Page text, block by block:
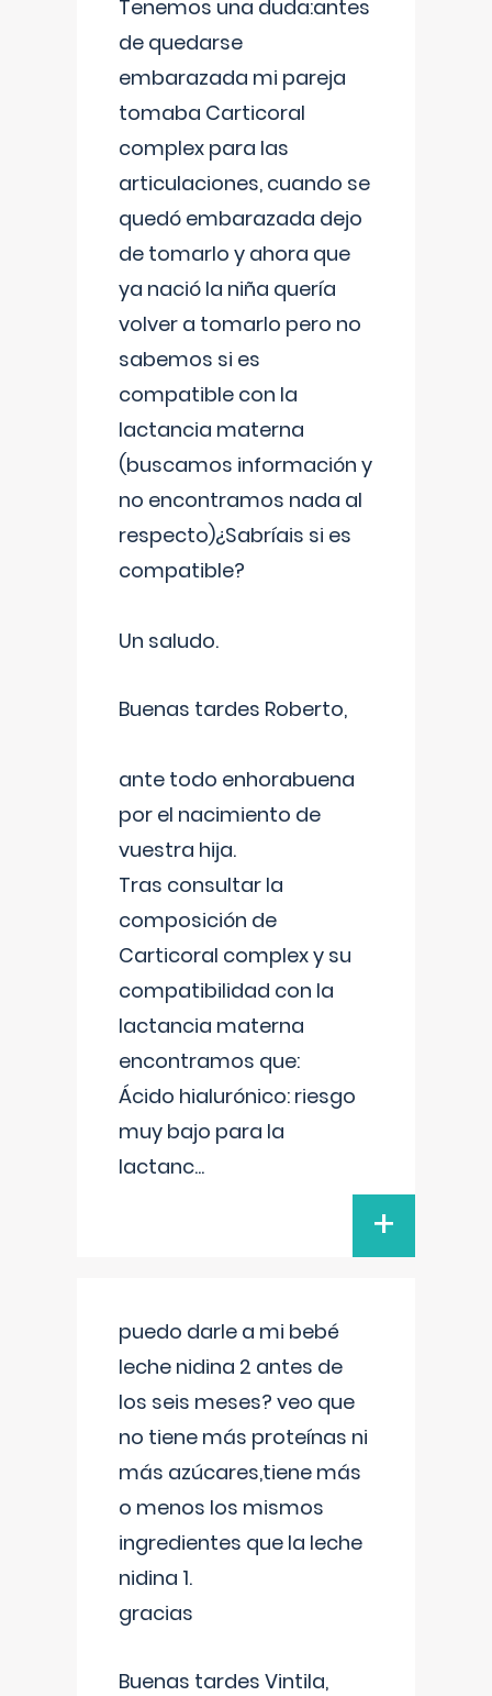
Tenemos una duda:antes
de quedarse
embarazada mi pareja
tomaba Carticoral
complex para las
articulaciones, cuando se
quedó embarazada dejo
de tomarlo y ahora que
ya nació la niña quería
volver a tomarlo pero no
sabemos si es
compatible con la
lactancia materna
(buscamos información y
no encontramos nada al
respecto)¿Sabríais si es
compatible?
Un saludo.
Buenas tardes Roberto,
ante todo enhorabuena
por el nacimiento de
vuestra hija.
Tras consultar la
composición de
Carticoral complex y su
compatibilidad con la
lactancia materna
encontramos que:
Ácido hialurónico: riesgo
muy bajo para la
lactanc...
+
puedo darle a mi bebé
leche nidina 2 antes de
los seis meses? veo que
no tiene más proteínas ni
más azúcares,tiene más
o menos los mismos
ingredientes que la leche
nidina 1.
gracias
Buenas tardes Vintila,